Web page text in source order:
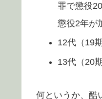
罪で懲役
懲役2年が
12代（19
13代（20
何というか、酷